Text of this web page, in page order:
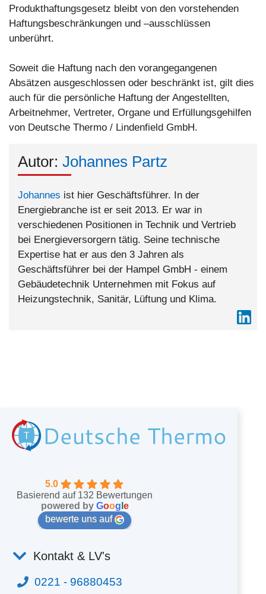
Produkthaftungsgesetz bleibt von den vorstehenden
Haftungsbeschränkungen und –ausschlüssen
unberührt.
Soweit die Haftung nach den vorangegangenen
Absätzen ausgeschlossen oder beschränkt ist, gilt dies
auch für die persönliche Haftung der Angestellten,
Arbeitnehmer, Vertreter, Organe und Erfüllungsgehilfen
von Deutsche Thermo / Lindenfield GmbH.
Autor: Johannes Partz
Johannes ist hier Geschäftsführer. In der
Energiebranche ist er seit 2013. Er war in
verschiedenen Positionen in Technik und Vertrieb
bei Energieversorgern tätig. Seine technische
Expertise hat er aus den 3 Jahren als
Geschäftsführer bei der Hampel GmbH - einem
Gebäudetechnik Unternehmen mit Fokus auf
Heizungstechnik, Sanitär, Lüftung und Klima.
5.0
Basierend auf 132 Bewertungen
powered by Goog e
bewerte uns auf
Kontakt & LV's
0221 - 96880453